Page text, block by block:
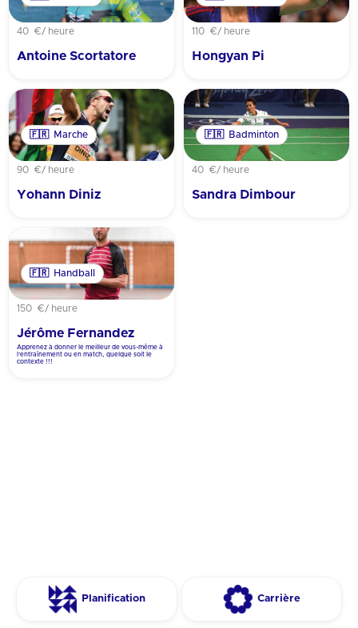
40 €/ heure
Antoine Scortatore
110 €/ heure
Hongyan Pi
🇫🇷 Marche
90 €/ heure
Yohann Diniz
🇫🇷 Badminton
40 €/ heure
Sandra Dimbour
🇫🇷 Handball
150 €/ heure
Jérôme Fernandez
Apprenez à donner le meilleur de vous-même à
l’entraînement ou en match, quelque soit le
contexte !!!
Planification Carrière